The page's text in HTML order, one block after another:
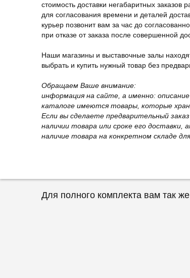
стоимость доставки негабаритных заказов
для согласования времени и деталей
курьер позвонит вам за час до
при отказе от заказа после совершенной
Наши магазины и выставочные залы
выбрать и купить нужный товар без
Обращаем Ваше внимание:
информация на сайте, а именно:
каталоге имеются товары, которые
Если вы сделаете предварительный
наличии товара или сроке его
наличие товара на конкретном складе
Для полного комплекта вам так